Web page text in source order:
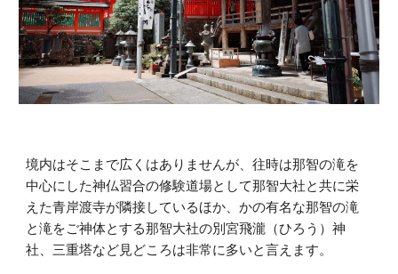
境内はそこまで広くはありませんが、往時は那智の滝を
中心にした神仏習合の修験道場として那智大社と共に栄
えた青岸渡寺が隣接しているほか、かの有名な那智の滝
と滝をご神体とする那智大社の別宮飛瀧（ひろう）神
社、三重塔など見どころは非常に多いと言えます。